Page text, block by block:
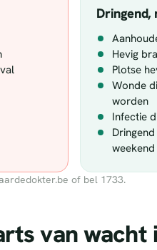
Dringend,
Hevig
Plotse
Wonde
worden
Infectie
weekend
of bel 1733.
van wacht